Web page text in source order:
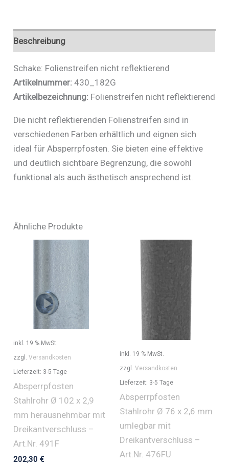
Beschreibung
Schake: Folienstreifen nicht reflektierend
Artikelnummer: 430_182G
Artikelbezeichnung: Folienstreifen nicht reflektierend
Die nicht reflektierenden Folienstreifen sind in
verschiedenen Farben erhältlich und eignen sich
ideal für Absperrpfosten. Sie bieten eine effektive
und deutlich sichtbare Begrenzung, die sowohl
funktional als auch ästhetisch ansprechend ist.
Ähnliche Produkte
inkl. 19 % MwSt.
zzgl.Versandkosten
Lieferzeit: 3-5 Tage
Absperrpfosten
Stahlrohr Ø 102 x 2,9
mm herausnehmbar mit
Dreikantverschluss –
Art.Nr. 491F
202,30€
inkl. 19 % MwSt.
zzgl. Versandkosten
Lieferzeit: 3-5 Tage
Absperrpfosten
Stahlrohr Ø 76 x 2,6 mm
umlegbar mit
Dreikantverschluss –
Art.Nr. 476FU